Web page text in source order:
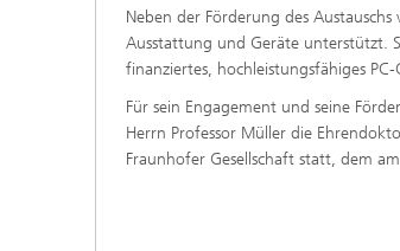
Neben der Förderung des
Ausstattung und Geräte unterstützt.
finanziertes, hochleistungsfähiges
Für sein Engagement und seine
Herrn Professor Müller die
Fraunhofer Gesellschaft statt, dem